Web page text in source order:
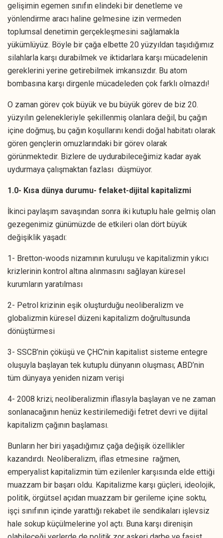
gelişimin egemen sınıfın elindeki bir denetleme ve
yönlendirme aracı haline gelmesine izin vermeden
toplumsal denetimin gerçekleşmesini sağlamakla
yükümlüyüz. Böyle bir çağa elbette 20 yüzyıldan taşıdığımız
silahlarla karşı durabilmek ve iktidarlara karşı mücadelenin
gereklerini yerine getirebilmek imkansızdır. Bu atom
bombasına karşı dirgenle mücadeleden çok farklı olmazdı!
O zaman görev çok büyük ve bu büyük görev de biz 20.
yüzyılın gelenekleriyle şekillenmiş olanlara değil, bu çağın
içine doğmuş, bu çağın koşullarını kendi doğal habitatı olarak
gören gençlerin omuzlarındaki bir görev olarak
görünmektedir. Bizlere de uydurabileceğimiz kadar ayak
uydurmaya çalışmaktan fazlası düşmüyor.
1.0- Kısa dünya durumu- felaket-dijital kapitalizmi
İkinci paylaşım savaşından sonra iki kutuplu hale gelmiş olan
gezegenimiz günümüzde de etkileri olan dört büyük
değişiklik yaşadı:
1- Bretton-woods nizamının kuruluşu ve kapitalizmin yıkıcı
krizlerinin kontrol altına alınmasını sağlayan küresel
kurumların yaratılması
2- Petrol krizinin eşik oluşturduğu neoliberalizm ve
globalizmin küresel düzeni kapitalizm doğrultusunda
dönüştürmesi
3- SSCB’nin çöküşü ve ÇHC’nin kapitalist sisteme entegre
oluşuyla başlayan tek kutuplu dünyanın oluşması; ABD’nin
tüm dünyaya yeniden nizam verişi
4- 2008 krizi; neoliberalizmin iflasıyla başlayan ve ne zaman
sonlanacağının henüz kestirilemediği fetret devri ve dijital
kapitalizm çağının başlaması.
Bunların her biri yaşadığımız çağa değişik özellikler
kazandırdı. Neoliberalizm, iflas etmesine rağmen,
emperyalist kapitalizmin tüm ezilenler karşısında elde ettiği
muazzam bir başarı oldu. Kapitalizme karşı güçleri, ideolojik,
politik, örgütsel açıdan muazzam bir gerileme içine soktu,
işçi sınıfının içinde yarattığı rekabet ile sendikaları işlevsiz
hale sokup küçülmelerine yol açtı. Buna karşı direnişin